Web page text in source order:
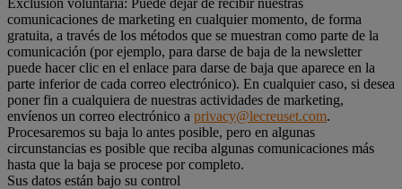
comunicaciones de marketing en cualquier momento, de forma
gratuita, a través de los métodos que se muestran como parte de la
comunicación (por ejemplo, para darse de baja de la newsletter
puede hacer clic en el enlace para darse de baja que aparece en la
parte inferior de cada correo electrónico). En cualquier caso, si desea
poner fin a cualquiera de nuestras actividades de marketing,
envíenos un correo electrónico a privacy@lecreuset.com.
Procesaremos su baja lo antes posible, pero en algunas
circunstancias es posible que reciba algunas comunicaciones más
hasta que la baja se procese por completo.
Sus datos están bajo su control